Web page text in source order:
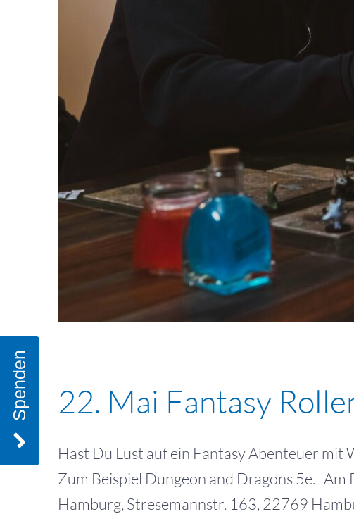
22. Mai Fantasy
Hast Du Lust auf ein Fantasy Abenteuer mit
Zum Beispiel Dungeon and Dragons 5e.
Hamburg, Stresemannstr. 163, 22769
Spenden